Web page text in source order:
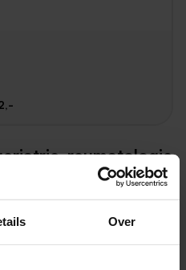
Over
reumatologie
en klantvriendelijke
jij waarde aan een
spreekuur? Dan zoeken